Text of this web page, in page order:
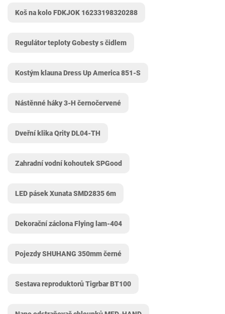
Koš na kolo FDKJOK 16233198320288
Regulátor teploty Gobesty s čidlem
Kostým klauna Dress Up America ‎851-S
Nástěnné háky 3-H černočervené
Dveřní klika Qrity ‎DL04-TH
Zahradní vodní kohoutek SPGood
LED pásek Xunata SMD2835 6m
Dekorační záclona Flying lam-404
Pojezdy SHUHANG 350mm černé
Sestava reproduktorů Tigrbar BT100